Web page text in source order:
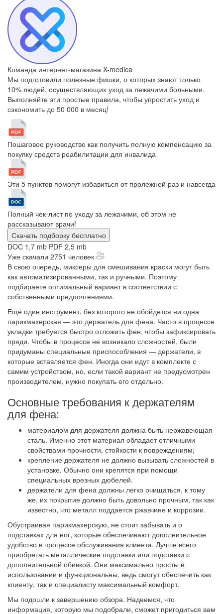
Команда интернет-магазина X-medica
Мы подготовили полезные фишки, о которых знают только
10% людей, осуществляющих уход за лежачими больными.
Выполняйте эти простые правила, чтобы упростить уход и
сэкономить до 50 000 в месяц!
Пошаговое руководство как получить полную компенсацию за
покупку средств реабилитации для инвалида
Эти 5 пунктов помогут избавиться от пролежней раз и навсегда
Полный чек-лист по уходу за лежачими, об этом не
рассказывают врачи!
Скачать подборку бесплатно
DOC 1,7 mb PDF 2,5 mb
Уже скачали 2751 человек
В свою очередь, миксеры для смешивания краски могут быть
как автоматизированными, так и ручными. Поэтому
подбираете оптимальный вариант в соответствии с
собственными предпочтениями.
Ещё один инструмент, без которого не обойдется ни одна
парикмахерская — это держатель для фена. Часто в процессе
укладки требуется быстро отложить фен, чтобы зафиксировать
пряди. Чтобы в процессе не возникало сложностей, были
придуманы специальные приспособления — держатели, в
которые вставляется фен. Иногда они идут в комплекте с
самим устройством, но, если такой вариант не предусмотрен
производителем, нужно покупать его отдельно.
Основные требования к держателям
для фена:
материалом для держателя должна быть нержавеющая
сталь. Именно этот материал обладает отличными
свойствами прочности, стойкости к повреждениям;
крепление держателя не должно вызывать сложностей в
установке. Обычно они крепятся при помощи
специальных врезных дюбелей.
держатели для фена должны легко очищаться, к тому
же, их покрытие должно быть довольно прочным, так как
известно, что металл поддается ржавчине и коррозии.
Обустраивая парикмахерскую, не стоит забывать и о
подставках для ног, которые обеспечивают дополнительное
удобство в процессе обслуживания клиента. Лучше всего
приобретать металлические подставки или подставки с
дополнительной обивкой. Они максимально просты в
использовании и функциональны, ведь смогут обеспечить как
клиенту, так и специалисту максимальный комфорт.
Мы подошли к завершению обзора. Надеемся, что
информация, которую мы подобрали, сможет пригодиться вам